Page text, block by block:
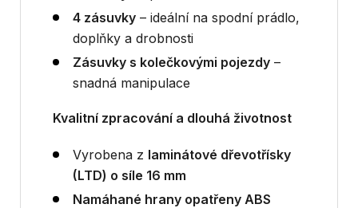
4 zásuvky – ideální na spodní prádlo,
doplňky a drobnosti
Zásuvky s kolečkovými pojezdy –
snadná manipulace
Kvalitní zpracování a dlouhá životnost
Vyrobena z laminátové dřevotřísky
(LTD) o síle 16 mm
Namáhané hrany opatřeny ABS